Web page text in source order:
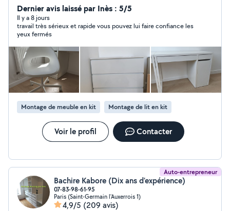
Dernier avis laissé par Inès : 5/5
Il y a 8 jours
travail très sérieux et rapide vous pouvez lui faire confiance les
yeux fermés
Montage de meuble en kit Montage de lit en kit
Voir le profil Contacter
Auto-entrepreneur
Bachire Kabore (Dix ans d’expérience)
07-83-98-61-95
Paris (Saint-Germain l'Auxerrois 1)
4,9/5 (209 avis)